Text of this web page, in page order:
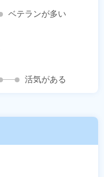
ベテランが多い
活気がある